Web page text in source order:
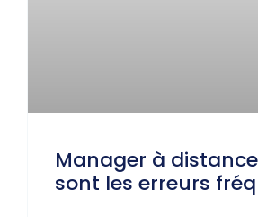
Manager à
sont les erreurs